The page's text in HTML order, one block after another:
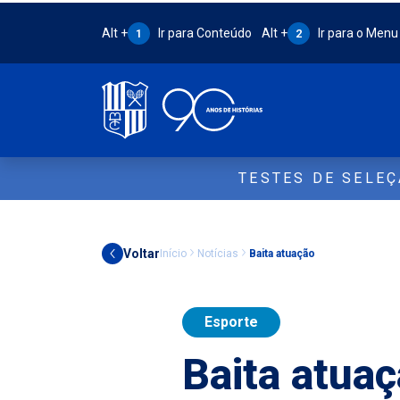
Atalho Alt + 1:
Alt + 1 Ir para Conteúdo Atalho Alt + 2:
Alt + 2 Ir para o Menu
TESTES DE
VoltarInício Notícias Baita atuação
Esporte
Baita